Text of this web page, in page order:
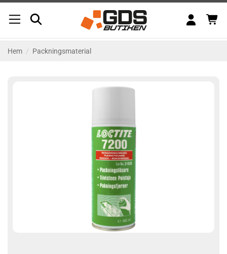
Hem / Packningsmaterial